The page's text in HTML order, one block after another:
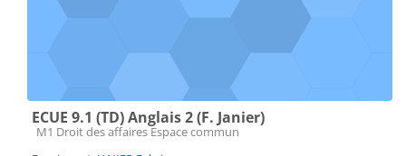
ECUE 9.1 (TD) Anglais 2 (F. Janier)
Catégorie de cours
M1 Droit des affaires Espace commun